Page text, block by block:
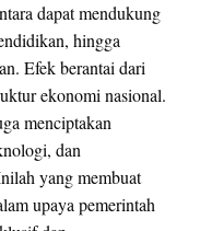
dapat mendukung
hingga
Efek berantai dari
ekonomi nasional.
menciptakan
dan
yang membuat
upaya pemerintah